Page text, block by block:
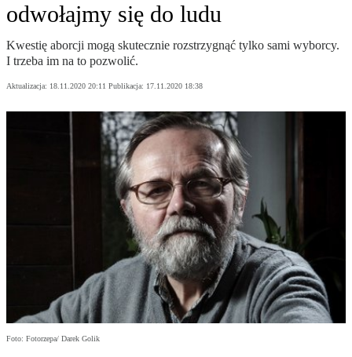
odwołajmy się do ludu
Kwestię aborcji mogą skutecznie rozstrzygnąć tylko sami wyborcy.
I trzeba im na to pozwolić.
Aktualizacja: 18.11.2020 20:11 Publikacja: 17.11.2020 18:38
Foto: Fotorzepa/ Darek Golik